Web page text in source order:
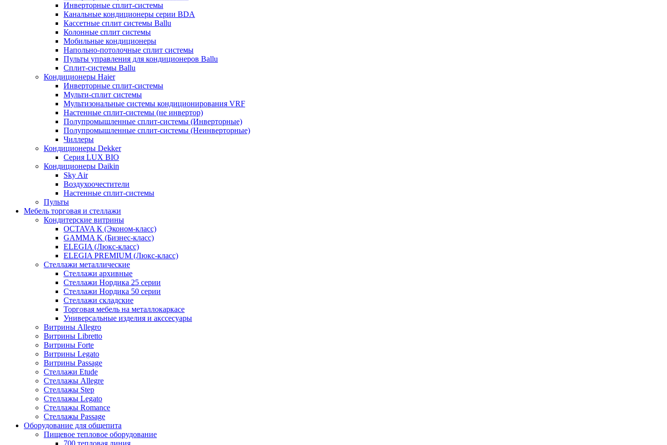
Инверторные сплит-системы
Канальные кондиционеры серии BDA
Кассетные сплит системы Ballu
Колонные сплит системы
Мобильные кондиционеры
Напольно-потолочные сплит системы
Пульты управления для кондиционеров Ballu
Сплит-системы Ballu
Кондиционеры Haier
Инверторные сплит-системы
Мульти-сплит системы
Мультизональные системы кондиционирования VRF
Настенные сплит-системы (не инвертор)
Полупромышленные сплит-системы (Инверторные)
Полупромышленные сплит-системы (Неинверторные)
Чиллеры
Кондиционеры Dekker
Серия LUX BIO
Кондиционеры Daikin
Sky Air
Воздухоочестители
Настенные сплит-системы
Пульты
Мебель торговая и стеллажи
Кондитерские витрины
OCTAVA К (Эконом-класс)
GAMMA K (Бизнес-класс)
ELEGIA (Люкс-класс)
ELEGIA PREMIUM (Люкс-класс)
Стеллажи металлические
Стеллажи архивные
Стеллажи Нордика 25 серии
Стеллажи Нордика 50 серии
Стеллажи складские
Торговая мебель на металлокаркасе
Универсальные изделия и акссесуары
Витрины Allegro
Витрины Libretto
Витрины Forte
Витрины Legato
Витрины Passage
Стеллажи Etude
Стеллажы Allegre
Стеллажы Step
Стеллажы Legato
Стеллажы Romance
Стеллажы Passage
Оборудование для общепита
Пищевое тепловое оборудование
700 тепловая линия